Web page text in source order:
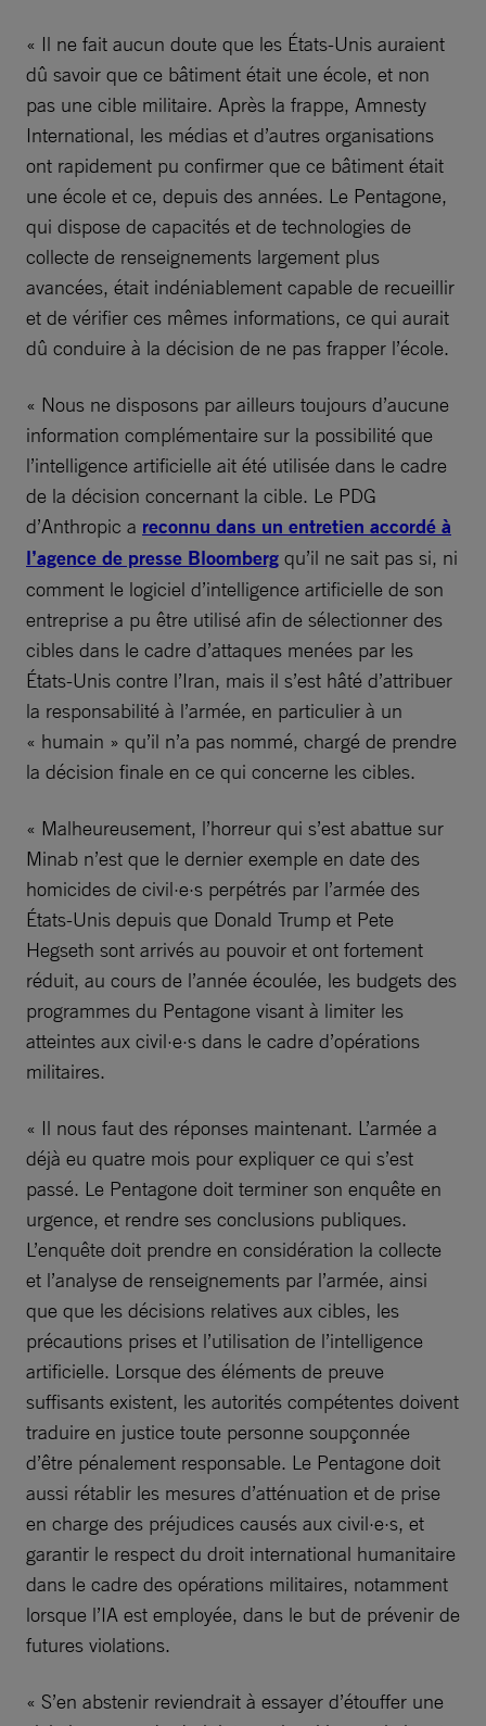
« Il ne fait aucun doute que les États-Unis auraient
dû savoir que ce bâtiment était une école, et non
pas une cible militaire. Après la frappe, Amnesty
International, les médias et d’autres organisations
ont rapidement pu confirmer que ce bâtiment était
une école et ce, depuis des années. Le Pentagone,
qui dispose de capacités et de technologies de
collecte de renseignements largement plus
avancées, était indéniablement capable de recueillir
et de vérifier ces mêmes informations, ce qui aurait
dû conduire à la décision de ne pas frapper l’école.
« Nous ne disposons par ailleurs toujours d’aucune
information complémentaire sur la possibilité que
l’intelligence artificielle ait été utilisée dans le cadre
de la décision concernant la cible. Le PDG
d’Anthropic a reconnu dans un entretien accordé à
l’agence de presse Bloomberg qu’il ne sait pas si, ni
comment le logiciel d’intelligence artificielle de son
entreprise a pu être utilisé afin de sélectionner des
cibles dans le cadre d’attaques menées par les
États-Unis contre l’Iran, mais il s’est hâté d’attribuer
la responsabilité à l’armée, en particulier à un
« humain » qu’il n’a pas nommé, chargé de prendre
la décision finale en ce qui concerne les cibles.
« Malheureusement, l’horreur qui s’est abattue sur
Minab n’est que le dernier exemple en date des
homicides de civil·e·s perpétrés par l’armée des
États-Unis depuis que Donald Trump et Pete
Hegseth sont arrivés au pouvoir et ont fortement
réduit, au cours de l’année écoulée, les budgets des
programmes du Pentagone visant à limiter les
atteintes aux civil·e·s dans le cadre d’opérations
militaires.
« Il nous faut des réponses maintenant. L’armée a
déjà eu quatre mois pour expliquer ce qui s’est
passé. Le Pentagone doit terminer son enquête en
urgence, et rendre ses conclusions publiques.
L’enquête doit prendre en considération la collecte
et l’analyse de renseignements par l’armée, ainsi
que que les décisions relatives aux cibles, les
précautions prises et l’utilisation de l’intelligence
artificielle. Lorsque des éléments de preuve
suffisants existent, les autorités compétentes doivent
traduire en justice toute personne soupçonnée
d’être pénalement responsable. Le Pentagone doit
aussi rétablir les mesures d’atténuation et de prise
en charge des préjudices causés aux civil·e·s, et
garantir le respect du droit international humanitaire
dans le cadre des opérations militaires, notamment
lorsque l’IA est employée, dans le but de prévenir de
futures violations.
« S’en abstenir reviendrait à essayer d’étouffer une